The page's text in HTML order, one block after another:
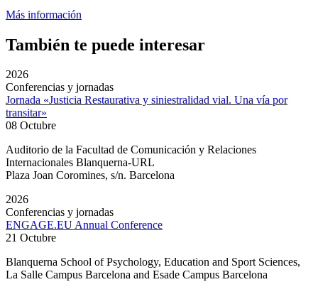
Más información
También te puede interesar
2026
Conferencias y jornadas
Jornada «Justicia Restaurativa y siniestralidad vial. Una vía por
transitar»
08 Octubre
Auditorio de la Facultad de Comunicación y Relaciones
Internacionales Blanquerna-URL
Plaza Joan Coromines, s/n. Barcelona
2026
Conferencias y jornadas
ENGAGE.EU Annual Conference
21 Octubre
Blanquerna School of Psychology, Education and Sport Sciences,
La Salle Campus Barcelona and Esade Campus Barcelona